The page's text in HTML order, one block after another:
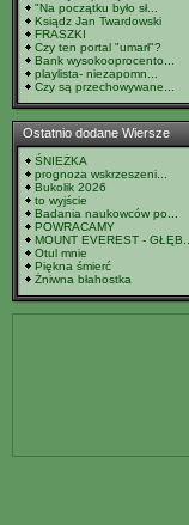
"Na początku było sł...
Ksiądz Jan Twardowski
FRASZKI
Czy ten portal "umarł"?
Bank wysokooprocento...
playlista- niezapomn...
Czy są przechowywane...
Ostatnio dodane Wiersze
ŚNIEŻKA
prognoza wskrzeszeni...
Bukolik 2026
to wyjście
Badania naukowców po...
POWRACAMY
MOUNT EVEREST - GŁĘB...
Otul mnie
Piękna śmierć
Żniwna błahostka